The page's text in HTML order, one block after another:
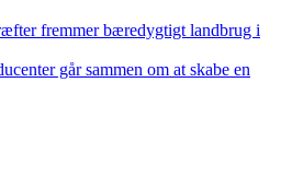
fremmer bæredygtigt landbrug i
går sammen om at skabe en